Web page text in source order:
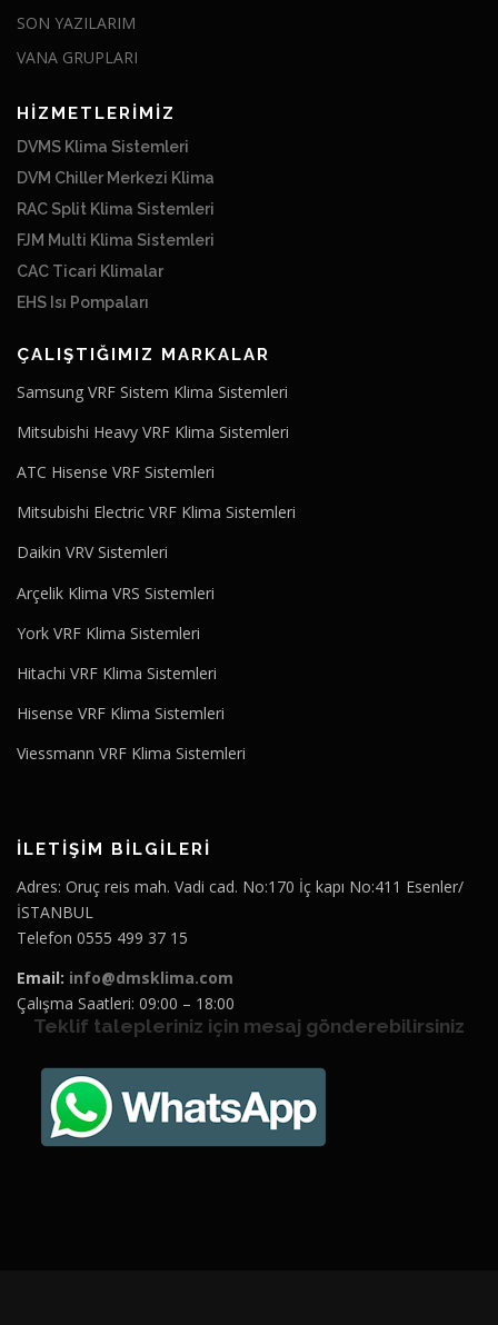
SON YAZILARIM
VANA GRUPLARI
HİZMETLERİMİZ
DVMS Klima Sistemleri
DVM Chiller Merkezi Klima
RAC Split Klima Sistemleri
FJM Multi Klima Sistemleri
CAC Ticari Klimalar
EHS Isı Pompaları
ÇALIŞTIĞIMIZ MARKALAR
Samsung VRF Sistem Klima Sistemleri
Mitsubishi Heavy VRF Klima Sistemleri
ATC Hisense VRF Sistemleri
Mitsubishi Electric VRF Klima Sistemleri
Daikin VRV Sistemleri
Arçelik Klima VRS Sistemleri
York VRF Klima Sistemleri
Hitachi VRF Klima Sistemleri
Hisense VRF Klima Sistemleri
Viessmann VRF Klima Sistemleri
İLETİŞİM BİLGİLERİ
Adres: Oruç reis mah. Vadi cad. No:170 İç kapı No:411 Esenler/
İSTANBUL
Telefon 0555 499 37 15
Email: info@dmsklima.com
Çalışma Saatleri: 09:00 – 18:00
Teklif talepleriniz için mesaj gönderebilirsiniz